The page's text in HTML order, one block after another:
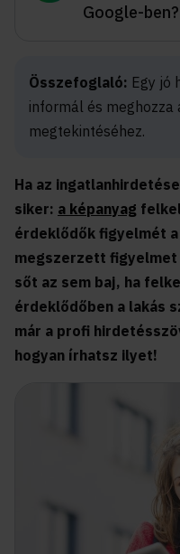
Google-ben?
Összefoglaló: Egy jó
informál és meghozza
megtekintéséhez.
Ha az
siker: a képanyag
érdeklődők figyelmét
megszerzett figyelmet
sőt az sem baj, ha
érdeklődőben a lakás
már a profi
hogyan írhatsz ilyet!